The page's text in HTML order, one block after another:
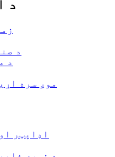
د
د
د
موږ سره
اډاپټر